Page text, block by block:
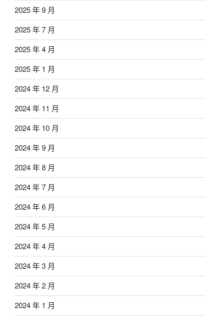
2025 年 9 月
2025 年 7 月
2025 年 4 月
2025 年 1 月
2024 年 12 月
2024 年 11 月
2024 年 10 月
2024 年 9 月
2024 年 8 月
2024 年 7 月
2024 年 6 月
2024 年 5 月
2024 年 4 月
2024 年 3 月
2024 年 2 月
2024 年 1 月